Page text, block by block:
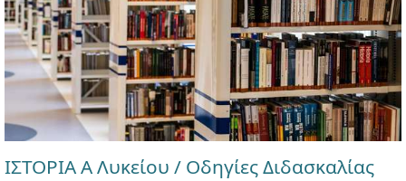
ΙΣΤΟΡΙΑ Α Λυκείου / Οδηγίες Διδασκαλίας